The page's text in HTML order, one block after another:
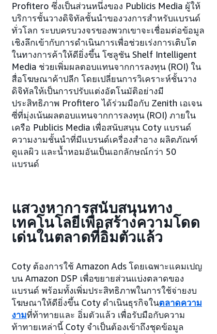
Profitero ซึ่งเป็นส่วนหนึ่งของ Publicis Media ผู้ให้
บริการชั้นวางดิจิทัลชั้นนำของวงการสำหรับแบรนด์
ทั่วโลก ระบบครบวงจรของพวกเขาจะเชื่อมต่อข้อมูล
เชิงลึกเข้ากับการดำเนินการเพื่อช่วยเร่งการเติบโต
ในทางการค้าให้ดียิ่งขึ้น โซลูชัน Shelf Intelligent
Media ช่วยเพิ่มผลตอบแทนจากการลงทุน (ROI) ใน
สื่อโฆษณาค้าปลีก โดยเปลี่ยนการวิเคราะห์ชั้นวาง
ดิจิทัลให้เป็นการปรับแต่งอัตโนมัติอย่างมี
ประสิทธิภาพ Profitero ได้ร่วมมือกับ Zenith เอเจน
ซี่ที่มุ่งเน้นผลตอบแทนจากการลงทุน (ROI) ภายใน
เครือ Publicis Media เพื่อสนับสนุน Coty แบรนด์
ความงามชั้นนำที่มีแบรนด์เครื่องสำอาง ผลิตภัณฑ์
ดูแลผิว และน้ำหอมอันเป็นเอกลักษณ์กว่า 50
แบรนด์
แสวงหาการสนับสนุนทาง
เทคโนโลยีเพื่อสร้างความโดด
เด่นในตลาดที่อิ่มตัวแล้ว
Coty ต้องการใช้ Amazon Ads โดยเฉพาะแคมเปญ
บน Amazon DSP เพื่อขยายส่วนแบ่งตลาดของ
แบรนด์ พร้อมทั้งเพิ่มประสิทธิภาพในการใช้จ่ายงบ
โฆษณาให้ดียิ่งขึ้น Coty ดำเนินธุรกิจในตลาดความ
งามที่ท้าทายและ อิ่มตัวแล้ว เพื่อรับมือกับความ
ท้าทายเหล่านี้ Coty จำเป็นต้องเข้าถึงชุดข้อมูล